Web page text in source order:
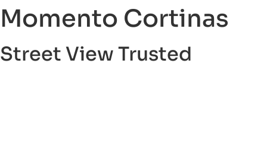
Momento Cortinas
Street View Trusted